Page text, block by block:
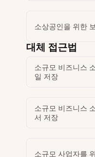
소상공인을 위한
대체 접근법
소규모 비즈니스
일 저장
소규모 비즈니스
서 저장
소규모 사업자를